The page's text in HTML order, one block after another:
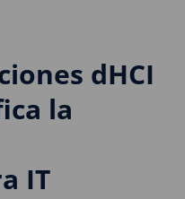
dHCI
la
IT